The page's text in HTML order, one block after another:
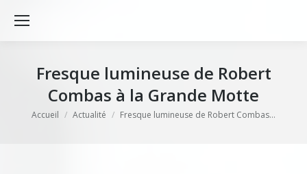
Fresque lumineuse de Robert
Combas à la Grande Motte
Vous êtes ici :
Accueil Actualité Fresque lumineuse de Robert Combas…